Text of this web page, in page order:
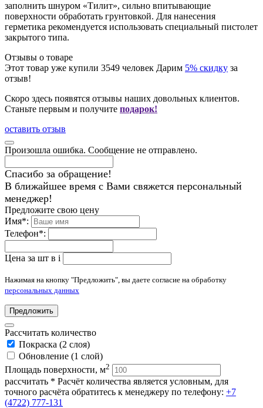
заполнить шнуром «Тилит», сильно впитывающие
поверхности обработать грунтовкой. Для нанесения
герметика рекомендуется использовать специальный пистолет
закрытого типа.
Отзывы о товаре
Этот товар уже купили 3549 человек Дарим 5% скидку за
отзыв!
Скоро здесь появятся отзывы наших довольных клиентов.
Станьте первым и получите подарок!
оставить отзыв
Произошла ошибка. Сообщение не отправлено.
Спасибо за обращение!
В ближайшее время с Вами свяжется персональный
менеджер!
Предложите свою цену
Имя*:
Телефон*:
Цена за шт в i
Нажимая на кнопку "Предложить", вы даете согласие на обработку
персональных данных
Предложить
Рассчитать количество
Покраска (2 слоя)
Обновление (1 слой)
Площадь поверхности, м2
рассчитать * Расчёт количества является условным, для
точного расчёта обратитесь к менеджеру по телефону: +7
(4722) 777-131